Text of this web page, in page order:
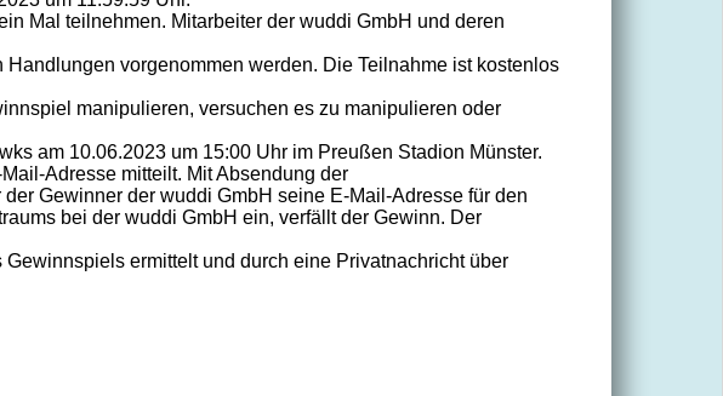
Mal teilnehmen. Mitarbeiter der wuddi GmbH und deren
vorgenommen werden. Die Teilnahme ist kostenlos
manipulieren, versuchen es zu manipulieren oder
am 10.06.2023 um 15:00 Uhr im Preußen Stadion Münster.
Adresse mitteilt. Mit Absendung der
Gewinner der wuddi GmbH seine E-Mail-Adresse für den
bei der wuddi GmbH ein, verfällt der Gewinn. Der
ermittelt und durch eine Privatnachricht über